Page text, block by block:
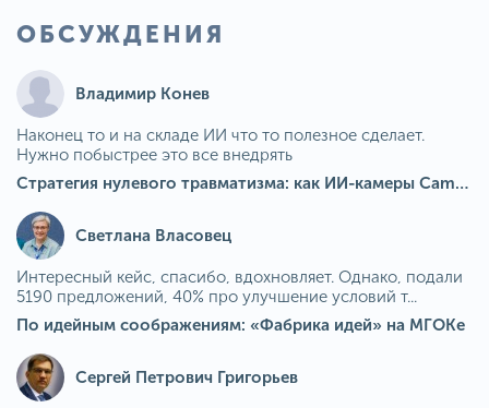
ОБСУЖДЕНИЯ
Владимир Конев
Наконец то и на складе ИИ что то полезное сделает.
Нужно побыстрее это все внедрять
Стратегия нулевого травматизма: как ИИ-камеры Camkord снижают риск наезда на пешехода при работе на погрузчике
Светлана Власовец
Интересный кейс, спасибо, вдохновляет. Однако, подали
5190 предложений, 40% про улучшение условий т...
По идейным соображениям: «Фабрика идей» на МГОКе
Сергей Петрович Григорьев